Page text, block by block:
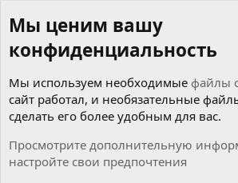
Мы ценим вашу
конфиденциальность
Мы используем необходимые файлы
сайт работал, и необязательные
сделать его более удобным для вас.
Просмотрите дополнительную
настройте свои предпочтения